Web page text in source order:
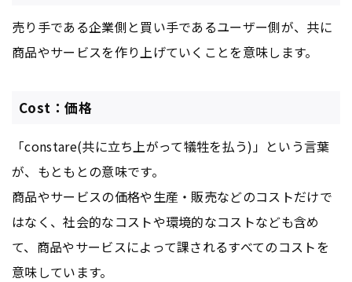
売り手である企業側と買い手であるユーザー側が、共に
商品やサービスを作り上げていくことを意味します。
Cost：価格
「constare(共に立ち上がって犠牲を払う)」という言葉
が、もともとの意味です。
商品やサービスの価格や生産・販売などのコストだけで
はなく、社会的なコストや環境的なコストなども含め
て、商品やサービスによって課されるすべてのコストを
意味しています。